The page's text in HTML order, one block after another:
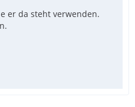
er da steht verwenden.